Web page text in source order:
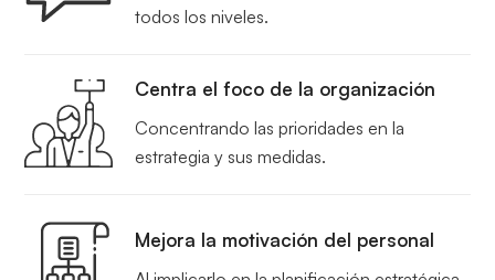
todos los niveles.
Centra el foco de la organización
Concentrando las prioridades en la
estrategia y sus medidas.
Mejora la motivación del personal